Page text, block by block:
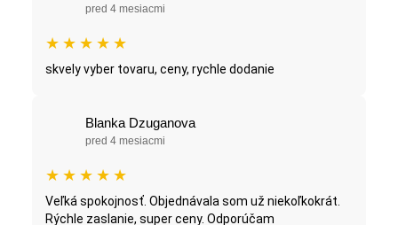
pred 4 mesiacmi
★ ★ ★ ★ ★
skvely vyber tovaru, ceny, rychle dodanie
Blanka Dzuganova
pred 4 mesiacmi
★ ★ ★ ★ ★
Veľká spokojnosť. Objednávala som už niekoľkokrát.
Rýchle zaslanie, super ceny. Odporúčam